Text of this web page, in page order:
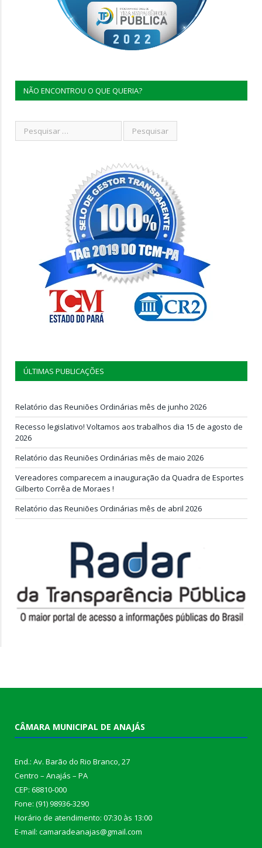
NÃO ENCONTROU O QUE QUERIA?
ÚLTIMAS PUBLICAÇÕES
Relatório das Reuniões Ordinárias mês de junho 2026
Recesso legislativo! Voltamos aos trabalhos dia 15 de agosto de
2026
Relatório das Reuniões Ordinárias mês de maio 2026
Vereadores comparecem a inauguração da Quadra de Esportes
Gilberto Corrêa de Moraes !
Relatório das Reuniões Ordinárias mês de abril 2026
CÂMARA MUNICIPAL DE ANAJÁS
End.: Av. Barão do Rio Branco, 27
Centro – Anajás – PA
CEP: 68810-000
Fone: (91) 98936-3290
Horário de atendimento: 07:30 às 13:00
E-mail: camaradeanajas@gmail.com